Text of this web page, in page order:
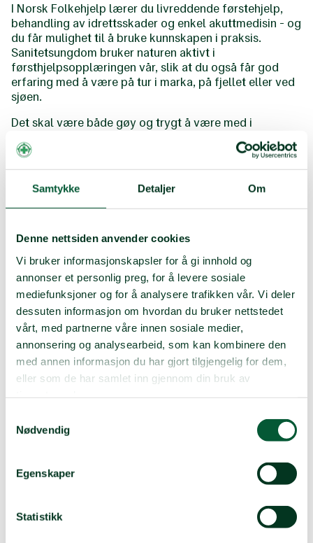
Samtykke Detaljer Om
Denne nettsiden anvender cookies
Vi bruker informasjonskapsler for å gi innhold og
annonser et personlig preg, for å levere sosiale
mediefunksjoner og for å analysere trafikken vår. Vi deler
dessuten informasjon om hvordan du bruker nettstedet
vårt, med partnerne våre innen sosiale medier,
annonsering og analysearbeid, som kan kombinere den
med annen informasjon du har gjort tilgjengelig for dem,
eller som de har samlet inn gjennom din bruk av
Nødvendig
Egenskaper
Statistikk
I Norsk Folkehjelp lærer du livreddende førstehjelp,
behandling av idrettsskader og enkel akuttmedisin - og
du får mulighet til å bruke kunnskapen i praksis.
Sanitetsungdom bruker naturen aktivt i
førsthjelpsopplæringen vår, slik at du også får god
erfaring med å være på tur i marka, på fjellet eller ved
sjøen.
Det skal være både gøy og trygt å være med i
Sanitetsungdom, og vi legger vekt på samhold og
lagbygging når vi er sammen. Gjennom turer med din
lokale gruppe og nasjonale samlinger vil du få
muligheten til å bli kjent med ungdommer fra hele
landet.
unike ledererfaringer ved å være leder for
også mulighet til å engasjere deg sentralt i
organisasjonen og få større ansvar for ungdommer fra
hele landet.
Sanitetsungdom skal komme hjem med ny kunnskap,
nye erfaringer og gode naturopplevelser etter å ha
vært sammen. Det kan innebære alt fra å lære å bruke
en hjertestarter, til å stelle et sår eller navigere i
terrenget.
Følg oss på Instagram
Kontakt oss
Leder av Sentralt Ungdomsutvalg Sanitet